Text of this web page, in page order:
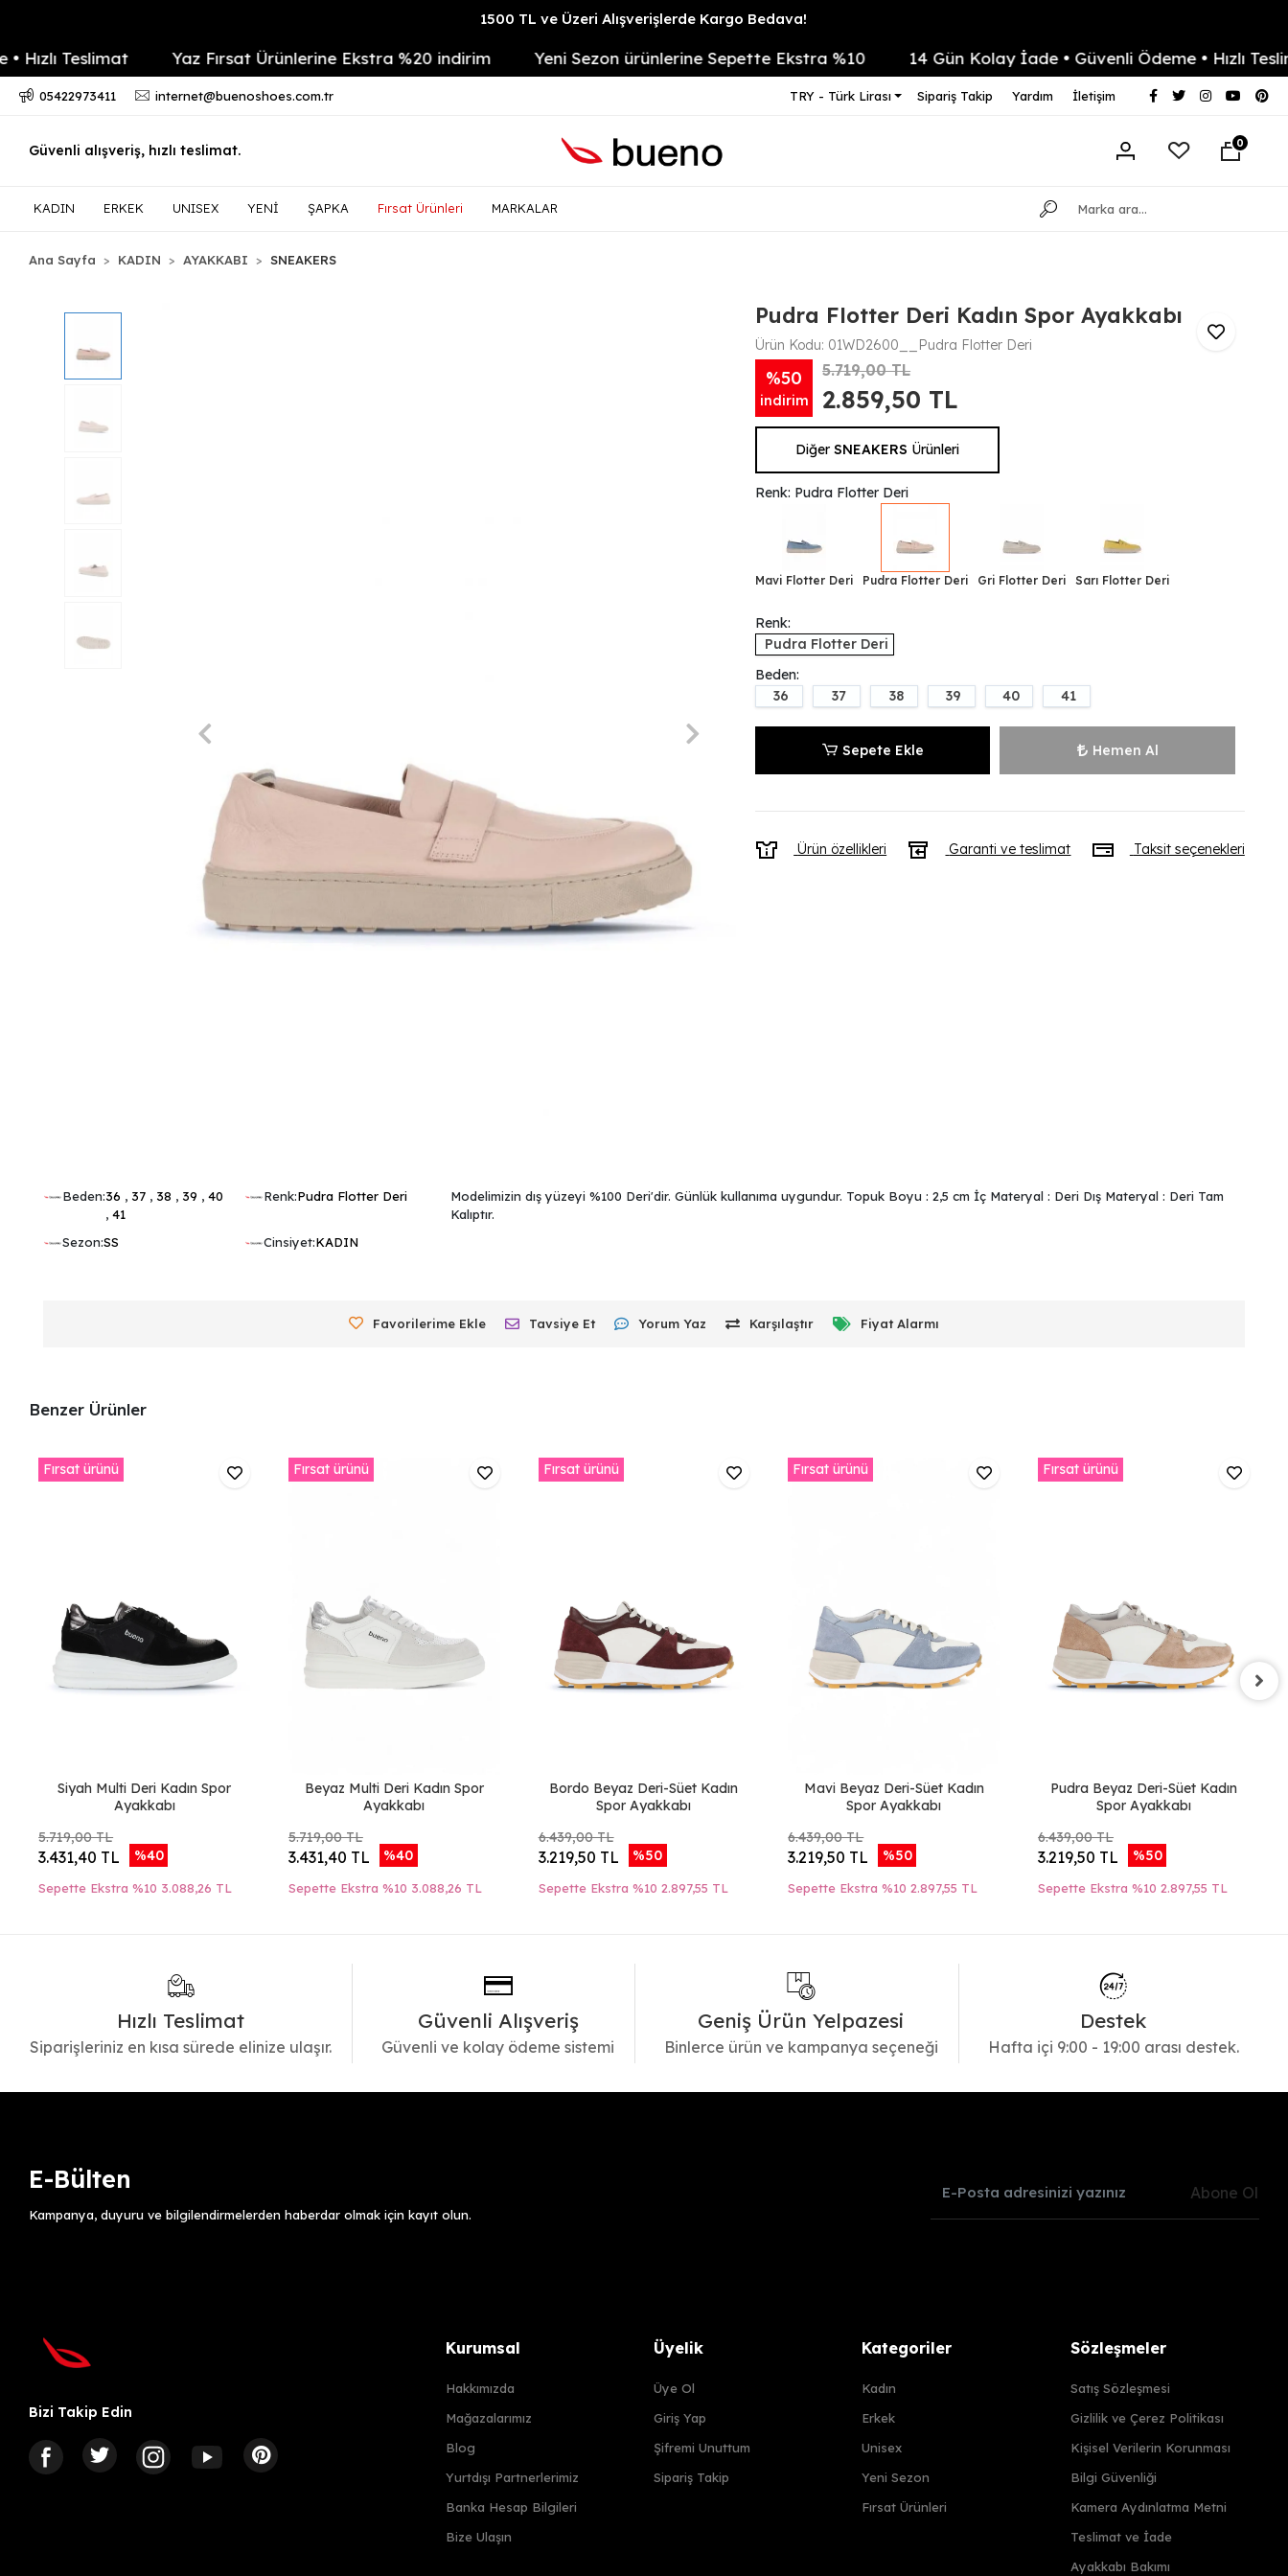
1500 TL ve Üzeri Alışverişlerde Kargo Bedava!
Teslimat Yaz Fırsat Ürünlerine Ekstra %20 indirim Yeni Sezon ürünlerine Sepette Ekstra %10 14 Gün Kolay İade • Güvenli Ödeme • Hızlı Teslimat
05422973411 internet@buenoshoes.com.tr TRY - Türk Lirası Sipariş Takip Yardım İletişim
Güvenli alışveriş, hızlı teslimat. 0
KADIN ERKEK UNISEX YENİ ŞAPKA Fırsat Ürünleri MARKALAR
Ana Sayfa KADIN AYAKKABI SNEAKERS
Pudra Flotter Deri Kadın Spor Ayakkabı
Ürün Kodu: 01WD2600__Pudra Flotter Deri
%50
indirim
5.719,00 TL
2.859,50 TL
DiğerSNEAKERS Ürünleri
Renk: Pudra Flotter Deri
Mavi Flotter Deri Pudra Flotter Deri Gri Flotter Deri Sarı Flotter Deri
Renk:
Pudra Flotter Deri
Beden:
36
37 38 39 40 41
Sepete Ekle Hemen Al
Ürün özellikleri Garanti ve teslimat Taksit seçenekleri
Beden:36 , 37 , 38 , 39 ,40
,41
Renk:Pudra Flotter Deri
Sezon:SS Cinsiyet:KADIN
Modelimizin dış yüzeyi %100 Deri'dir. Günlük kullanıma uygundur. Topuk Boyu : 2,5 cm İç Materyal : Deri Dış Materyal : Deri Tam
Kalıptır.
Favorilerime Ekle Tavsiye Et Yorum Yaz Karşılaştır Fiyat Alarmı
Benzer Ürünler
Fırsat ürünü
Siyah Multi Deri Kadın Spor
Ayakkabı
5.719,00 TL
3.431,40 TL %40
Sepette Ekstra %10 3.088,26 TL
Fırsat ürünü
Beyaz Multi Deri Kadın Spor
Ayakkabı
5.719,00 TL
3.431,40 TL %40
Sepette Ekstra %10 3.088,26 TL
Fırsat ürünü
Bordo Beyaz Deri-Süet Kadın
Spor Ayakkabı
6.439,00 TL
3.219,50 TL %50
Sepette Ekstra %10 2.897,55 TL
Fırsat ürünü
Mavi Beyaz Deri-Süet Kadın
Spor Ayakkabı
6.439,00 TL
3.219,50 TL %50
Sepette Ekstra %10 2.897,55 TL
Fırsat ürünü
Pudra Beyaz Deri-Süet Kadın
Spor Ayakkabı
6.439,00 TL
3.219,50 TL %50
Sepette Ekstra %10 2.897,55 TL
Hızlı Teslimat
Siparişleriniz en kısa sürede elinize ulaşır.
Güvenli Alışveriş
Güvenli ve kolay ödeme sistemi
Geniş Ürün Yelpazesi
Binlerce ürün ve kampanya seçeneği
Destek
Hafta içi 9:00 - 19:00 arası destek.
E-Bülten
Kampanya, duyuru ve bilgilendirmelerden haberdar olmak için kayıt olun.
Abone Ol
Bizi Takip Edin
Kurumsal
Hakkımızda
Mağazalarımız
Blog
Yurtdışı Partnerlerimiz
Banka Hesap Bilgileri
Bize Ulaşın
Üyelik
Üye Ol
Giriş Yap
Şifremi Unuttum
Sipariş Takip
Kategoriler
Kadın
Erkek
Unisex
Yeni Sezon
Fırsat Ürünleri
Sözleşmeler
Satış Sözleşmesi
Gizlilik ve Çerez Politikası
Kişisel Verilerin Korunması
Bilgi Güvenliği
Kamera Aydınlatma Metni
Teslimat ve İade
Ayakkabı Bakımı